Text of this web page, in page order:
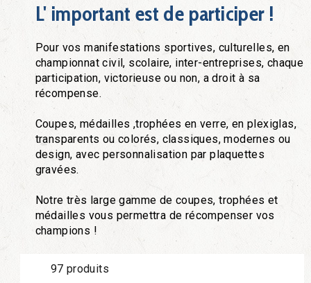
L' important est de participer !
Pour vos manifestations sportives, culturelles, en
championnat civil, scolaire, inter-entreprises, chaque
participation, victorieuse ou non, a droit à sa
récompense.
Coupes, médailles ,trophées en verre, en plexiglas,
transparents ou colorés, classiques, modernes ou
design, avec personnalisation par plaquettes
gravées.
Notre très large gamme de coupes, trophées et
médailles vous permettra de récompenser vos
champions !
97 produits